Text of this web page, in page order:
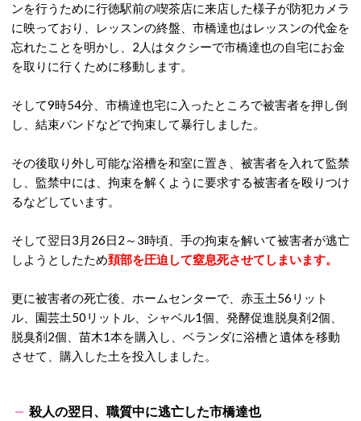
ンを行うために行徳駅前の喫茶店に来店した様子が防犯カメラ
に映っており、レッスンの終盤、市橋達也はレッスンの代金を
忘れたことを明かし、2人はタクシーで市橋達也の自宅にお金
を取りに行くために移動します。
そして9時54分、市橋達也宅に入ったところで被害者を押し倒
し、結束バンドなどで拘束して暴行しました。
その後取り外し可能な浴槽を和室に置き、被害者を入れて監禁
し、監禁中には、拘束を解くように要求する被害者を殴りつけ
るなどしています。
そして翌日3月26日2～3時頃、手の拘束を解いて被害者が逃亡
しようとしたため頚部を圧迫して窒息死させてしまいます。
更に被害者の死亡後、ホームセンターで、赤玉土56リット
ル、園芸土50リットル、シャベル1個、発酵促進脱臭剤2個、
脱臭剤2個、苗木1本を購入し、ベランダに浴槽と遺体を移動
させて、購入した土を投入しました。
殺人の翌日、職質中に逃亡した市橋達也